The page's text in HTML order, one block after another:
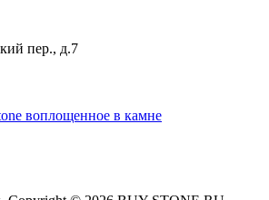
пер., д.7
воплощенное в камне